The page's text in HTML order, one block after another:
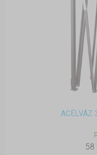
ACÉLVÁZ
58